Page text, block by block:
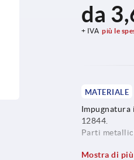
da
+ IVA più le
MATERIALE
Impugnatura
12844.
Parti
Mostra di più